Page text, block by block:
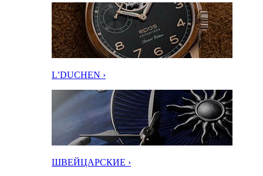
L’DUCHEN ›
ШВЕЙЦАРСКИЕ ›